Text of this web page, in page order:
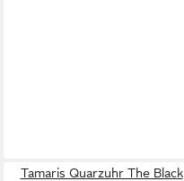
Tamaris Quarzuhr The Black